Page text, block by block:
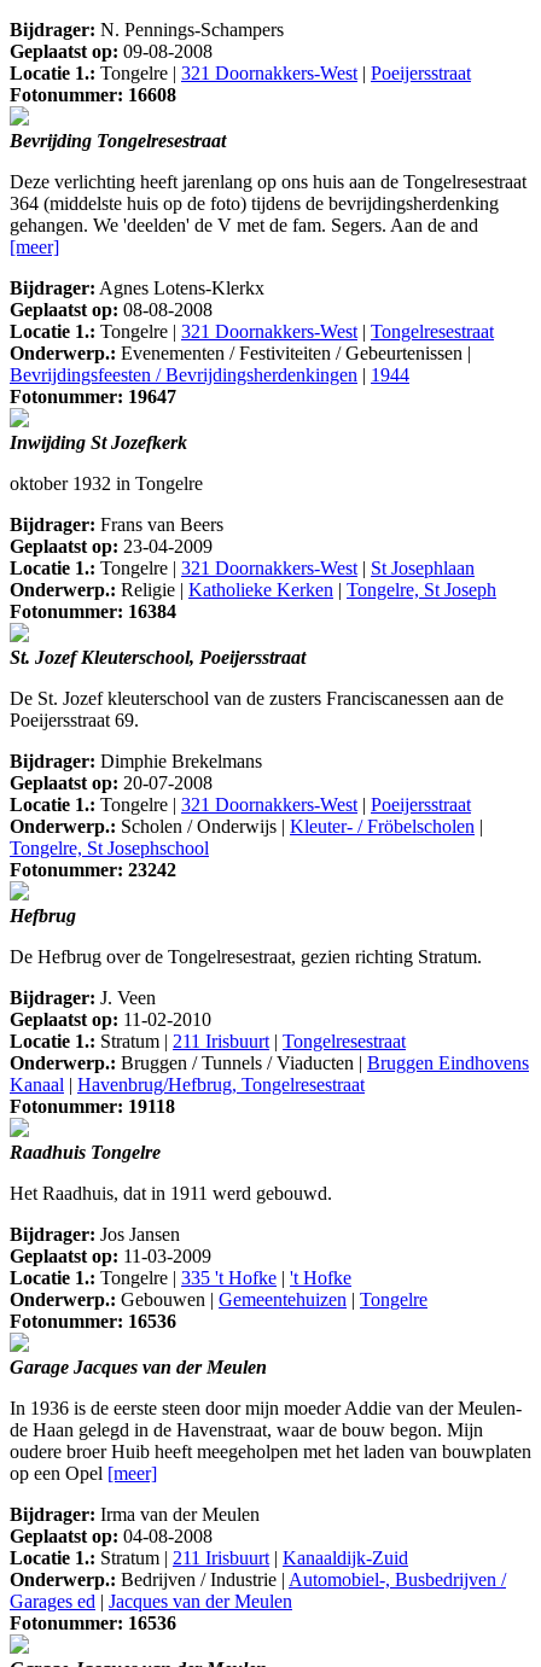
Bijdrager: N. Pennings-Schampers
Geplaatst op: 09-08-2008
Locatie 1.: Tongelre | 321 Doornakkers-West | Poeijersstraat
Fotonummer: 16608
Bevrijding Tongelresestraat
Deze verlichting heeft jarenlang op ons huis aan de Tongelresestraat
364 (middelste huis op de foto) tijdens de bevrijdingsherdenking
gehangen. We 'deelden' de V met de fam. Segers. Aan de and
[meer]
Bijdrager: Agnes Lotens-Klerkx
Geplaatst op: 08-08-2008
Locatie 1.: Tongelre | 321 Doornakkers-West | Tongelresestraat
Onderwerp.: Evenementen / Festiviteiten / Gebeurtenissen |
Bevrijdingsfeesten / Bevrijdingsherdenkingen | 1944
Fotonummer: 19647
Inwijding St Jozefkerk
oktober 1932 in Tongelre
Bijdrager: Frans van Beers
Geplaatst op: 23-04-2009
Locatie 1.: Tongelre | 321 Doornakkers-West | St Josephlaan
Onderwerp.: Religie | Katholieke Kerken | Tongelre, St Joseph
Fotonummer: 16384
St. Jozef Kleuterschool, Poeijersstraat
De St. Jozef kleuterschool van de zusters Franciscanessen aan de
Poeijersstraat 69.
Bijdrager: Dimphie Brekelmans
Geplaatst op: 20-07-2008
Locatie 1.: Tongelre | 321 Doornakkers-West | Poeijersstraat
Onderwerp.: Scholen / Onderwijs | Kleuter- / Fröbelscholen |
Tongelre, St Josephschool
Fotonummer: 23242
Hefbrug
De Hefbrug over de Tongelresestraat, gezien richting Stratum.
Bijdrager: J. Veen
Geplaatst op: 11-02-2010
Locatie 1.: Stratum | 211 Irisbuurt | Tongelresestraat
Onderwerp.: Bruggen / Tunnels / Viaducten | Bruggen Eindhovens
Kanaal | Havenbrug/Hefbrug, Tongelresestraat
Fotonummer: 19118
Raadhuis Tongelre
Het Raadhuis, dat in 1911 werd gebouwd.
Bijdrager: Jos Jansen
Geplaatst op: 11-03-2009
Locatie 1.: Tongelre | 335 't Hofke | 't Hofke
Onderwerp.: Gebouwen | Gemeentehuizen | Tongelre
Fotonummer: 16536
Garage Jacques van der Meulen
In 1936 is de eerste steen door mijn moeder Addie van der Meulen-
de Haan gelegd in de Havenstraat, waar de bouw begon. Mijn
oudere broer Huib heeft meegeholpen met het laden van bouwplaten
op een Opel [meer]
Bijdrager: Irma van der Meulen
Geplaatst op: 04-08-2008
Locatie 1.: Stratum | 211 Irisbuurt | Kanaaldijk-Zuid
Onderwerp.: Bedrijven / Industrie | Automobiel-, Busbedrijven /
Garages ed | Jacques van der Meulen
Fotonummer: 16536